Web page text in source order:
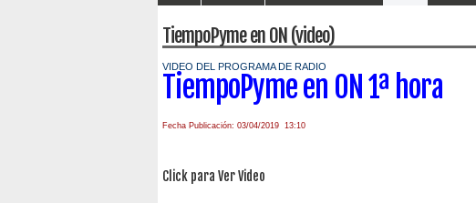
TiempoPyme en ON (video)
VIDEO DEL PROGRAMA DE RADIO
TiempoPyme en ON 1ª hora
Fecha Publicación: 03/04/2019 13:10
Click para Ver Video